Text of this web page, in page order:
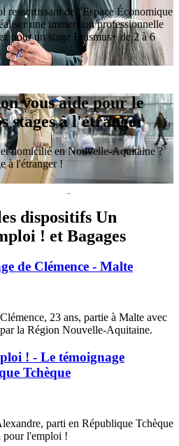
ressortissant de l'Espace Économique
une immersion professionnelle
pour un stage Erasmus+ de 2 à 6
vous aide pour le
stages à l'étranger
et domicilié en Nouvelle-Aquitaine ?
à l'étranger !
dispositifs Un
! et Bagages
de Clémence - Malte
23 ans, partie à Malte avec
la Région Nouvelle-Aquitaine.
! - Le témoignage
Tchèque
parti en République Tchèque
pour l'emploi !